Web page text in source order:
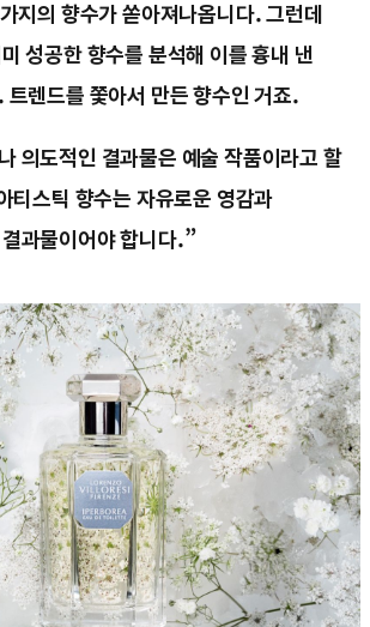
지의 향수가 쏟아져나옵니다. 그런데
성공한 향수를 분석해 이를 흉내 낸
트렌드를 쫓아서 만든 향수인 거죠.
의도적인 결과물은 예술 작품이라고 할
티스틱 향수는 자유로운 영감과
과물이어야 합니다.”